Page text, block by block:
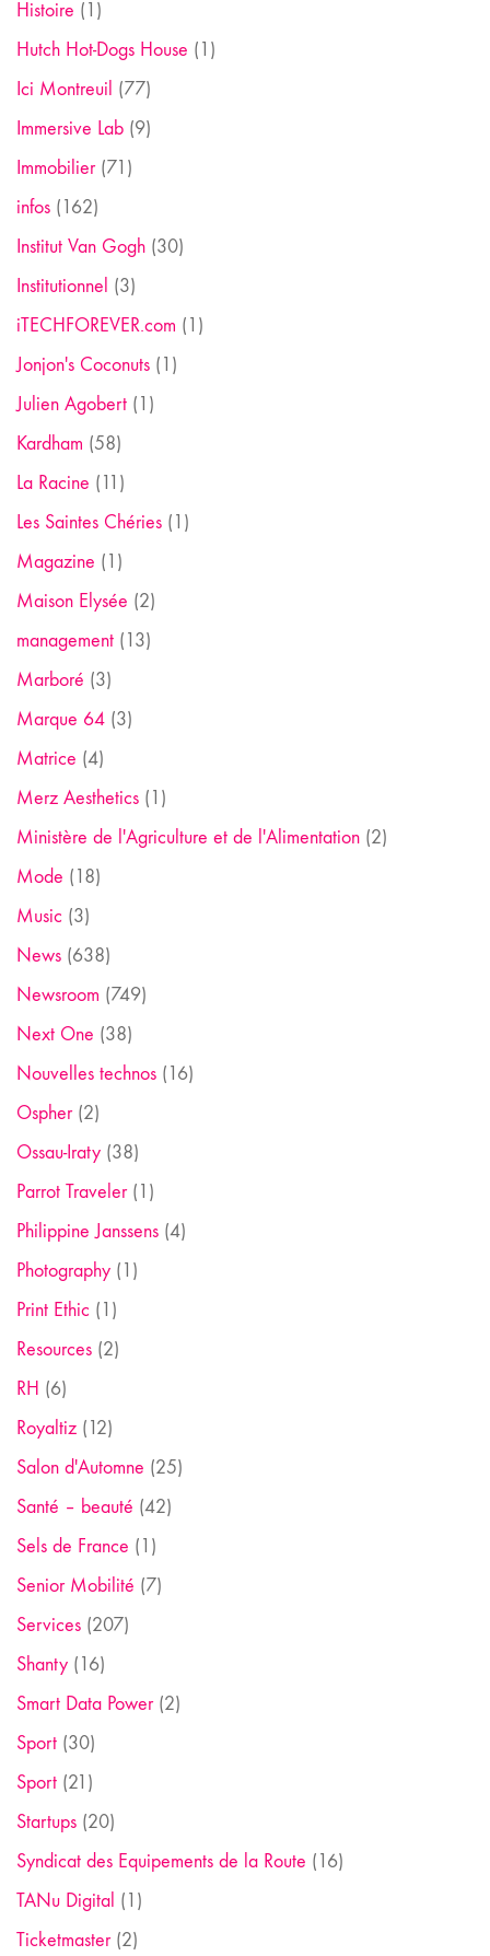
Histoire (1)
Hutch Hot-Dogs House (1)
Ici Montreuil (77)
Immersive Lab (9)
Immobilier(71)
infos (162)
Institut Van Gogh (30)
Institutionnel (3)
iTECHFOREVER.com (1)
Jonjon's Coconuts (1)
Julien Agobert (1)
Kardham (58)
La Racine (11)
Les Saintes Chéries (1)
Magazine (1)
Maison Elysée (2)
management (13)
Marboré (3)
Marque 64 (3)
Matrice (4)
Merz Aesthetics (1)
Ministère de l'Agriculture et de l'Alimentation (2)
Mode (18)
Music (3)
News (638)
Newsroom (749)
Next One (38)
Nouvelles technos (16)
Ospher(2)
Ossau-Iraty (38)
Parrot Traveler(1)
Philippine Janssens (4)
Photography (1)
Print Ethic (1)
Resources (2)
RH (6)
Royaltiz (12)
Salon d'Automne (25)
Santé – beauté (42)
Sels de France (1)
Senior Mobilité (7)
Services (207)
Shanty (16)
Smart Data Power(2)
Sport (30)
Sport (21)
Startups (20)
Syndicat des Equipements de la Route (16)
TANu Digital (1)
Ticketmaster(2)